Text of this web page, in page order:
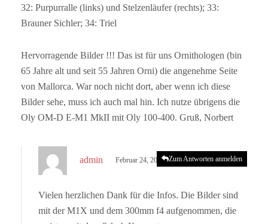
32: Purpurralle (links) und Stelzenläufer (rechts); 33:
Brauner Sichler; 34: Triel
Hervorragende Bilder !!! Das ist für uns Ornithologen (bin
65 Jahre alt und seit 55 Jahren Orni) die angenehme Seite
von Mallorca. War noch nicht dort, aber wenn ich diese
Bilder sehe, muss ich auch mal hin. Ich nutze übrigens die
Oly OM-D E-M1 MkII mit Oly 100-400. Gruß, Norbert
admin
t
:
Februar 24, 2023 um 4:59 p.m. Uhr
Vielen herzlichen Dank für die Infos. Die Bilder sind
mit der M1X und dem 300mm f4 aufgenommen, die
Zum Antworten anmelden